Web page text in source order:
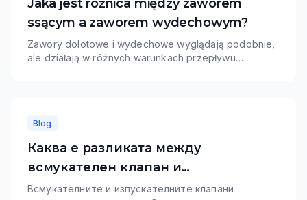
Jaka jest różnica między zaworem
ssącym a zaworem wydechowym?
Zawory dolotowe i wydechowe wyglądają podobnie,
ale działają w różnych warunkach przepływu
termicznej.
Blog
Каква е разликата между
всмукателен клапан и
изпускателен клапан?
Всмукателните и изпускателните клапани